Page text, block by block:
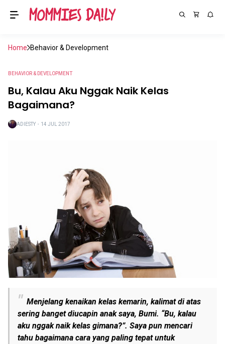
Home Behavior & Development
BEHAVIOR & DEVELOPMENT
Bu, Kalau Aku Nggak Naik Kelas
Bagaimana?
ADIESTY ・ 14 JUL 2017
Menjelang kenaikan kelas kemarin, kalimat di atas
sering banget diucapin anak saya, Bumi. “Bu, kalau
aku nggak naik kelas gimana?”. Saya pun mencari
tahu bagaimana cara yang paling tepat untuk